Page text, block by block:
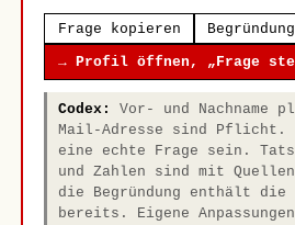
Frage kopieren
→ Profil öffnen, „Frage
Codex:
Vor- und Nachname
Mail-Adresse sind Pflicht.
eine echte Frage sein.
und Zahlen sind mit
die Begründung enthält die
bereits. Eigene